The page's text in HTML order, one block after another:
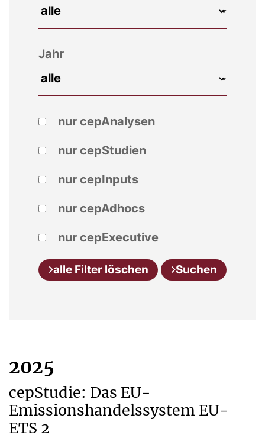
Jahr
nur cepAnalysen
nur cepStudien
nur cepInputs
nur cepAdhocs
nur cepExecutive
alle Filter löschen Suchen
2025
cepStudie: Das EU-
Emissionshandelssystem EU-
ETS 2